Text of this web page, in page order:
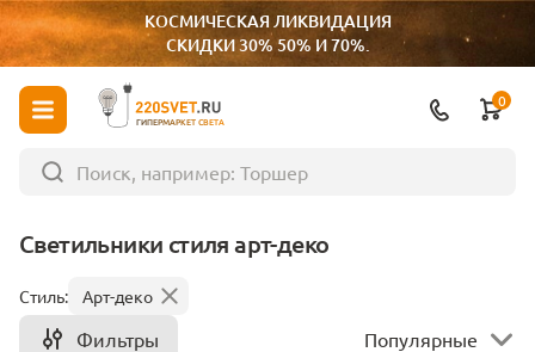
КОСМИЧЕСКАЯ ЛИКВИДАЦИЯ
СКИДКИ 30% 50% И 70%.
ГИПЕРМАРКЕТ СВЕТА
0
Светильники стиля арт-деко
Стиль: Арт-деко
Фильтры Популярные